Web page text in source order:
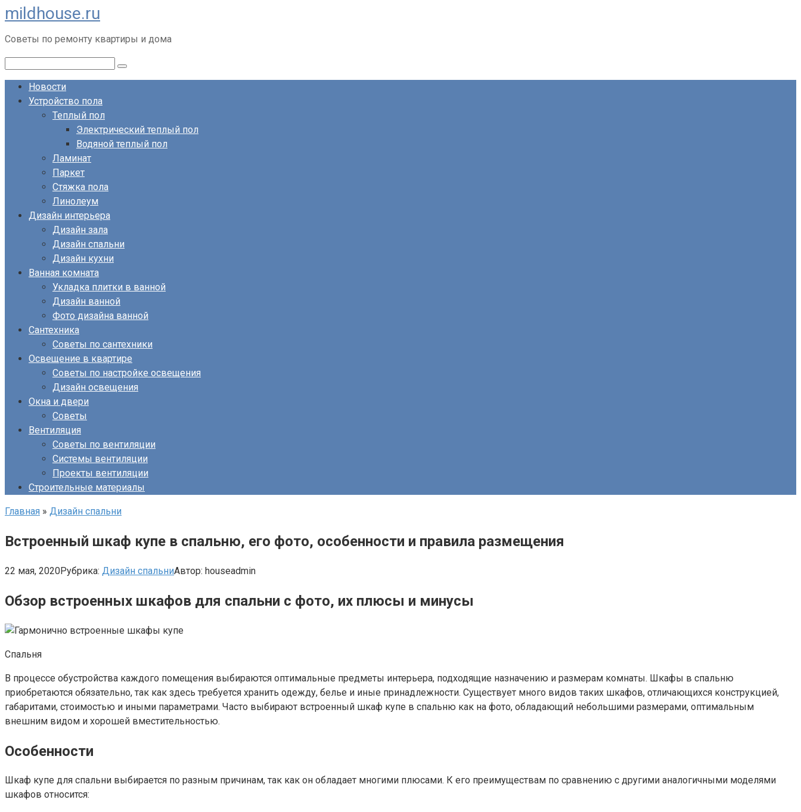
Перейти
к
контенту
mildhouse.ru
Советы по ремонту квартиры и дома
Новости
Устройство пола
Теплый пол
Электрический теплый пол
Водяной теплый пол
Ламинат
Паркет
Стяжка пола
Линолеум
Дизайн интерьера
Дизайн зала
Дизайн спальни
Дизайн кухни
Ванная комната
Укладка плитки в ванной
Дизайн ванной
Фото дизайна ванной
Сантехника
Советы по сантехники
Освещение в квартире
Советы по настройке освещения
Дизайн освещения
Окна и двери
Советы
Вентиляция
Советы по вентиляции
Системы вентиляции
Проекты вентиляции
Строительные материалы
Главная » Дизайн спальни
Встроенный шкаф купе в спальню, его фото, особенности и правила размещения
22 мая, 2020Рубрика: Дизайн спальниАвтор: houseadmin
Обзор встроенных шкафов для спальни с фото, их плюсы и минусы
Спальня
В процессе обустройства каждого помещения выбираются оптимальные предметы интерьера, подходящие назначению и размерам комнаты. Шкафы в спальню
приобретаются обязательно, так как здесь требуется хранить одежду, белье и иные принадлежности. Существует много видов таких шкафов, отличающихся конструкцией,
габаритами, стоимостью и иными параметрами. Часто выбирают встроенный шкаф купе в спальню как на фото, обладающий небольшими размерами, оптимальным
внешним видом и хорошей вместительностью.
Особенности
Шкаф купе для спальни выбирается по разным причинам, так как он обладает многими плюсами. К его преимуществам по сравнению с другими аналогичными моделями
шкафов относится: